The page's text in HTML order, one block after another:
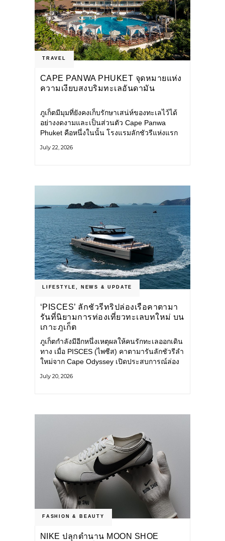
TRAVEL
CAPE PANWA PHUKET จุดหมายแห่ง
ความเงียบสงบริมทะเลอันดามัน
ภูเก็ตมีมุมที่ยังคงเก็บรักษาเสน่ห์ของทะเลไว้ได้
อย่างงดงามและเป็นส่วนตัว Cape Panwa
Phuket คือหนึ่งในนั้น โรงแรมลักชัวรีแห่งแรก
แหลมพันวา ทางตะวันออกเฉียงใต้ของเกาะ
July 22, 2026
LIFESTYLE, NEWS & UPDATE
‘PISCES’ ลักชัวรีทริปล่องเรือคาตามา
รันที่นิยามการท่องเที่ยวทะเลบทใหม่ บน
เกาะภูเก็ต
ภูเก็ตกำลังมีอีกหนึ่งเหตุผลให้คนรักทะเลออกเดิน
ทาง เมื่อ PISCES (ไพซีส) คาตามารันลักชัวรีลำ
ใหม่จาก Cape Odyssey เปิดประสบการณ์ล่อง
ไป ผสานความสะดวกสบายแบบโรงแรมระดับ
July 20, 2026
FASHION & BEAUTY
NIKE ปลุกตำนาน MOON SHOE